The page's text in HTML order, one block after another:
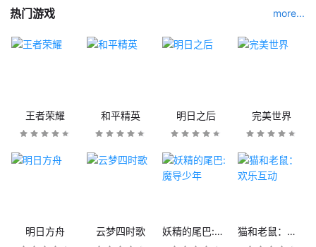
热门游戏 more...
王者荣耀 和平精英 明日之后 完美世界
明日方舟 云梦四时歌 妖精的尾巴:魔导少年 猫和老鼠：欢乐互动